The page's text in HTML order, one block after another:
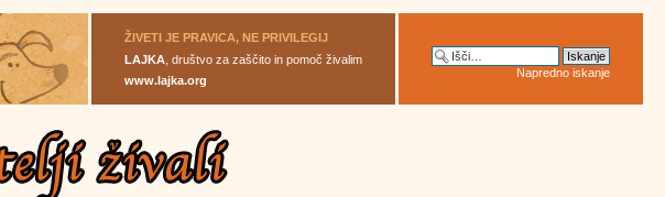
Napredno iskanje
ŽIVETI JE PRAVICA, NE PRIVILEGIJ
LAJKA , društvo za zaščito in pomoč živalim
www.lajka.org